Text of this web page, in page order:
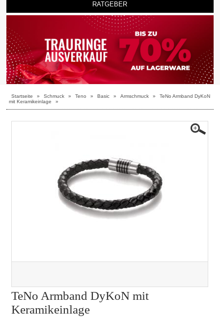
RATGEBER
Startseite » Schmuck » Teno » Basic » Armschmuck »
TeNo Armband DyKoN
mit Keramikeinlage
»
TeNo Armband DyKoN mit
Keramikeinlage